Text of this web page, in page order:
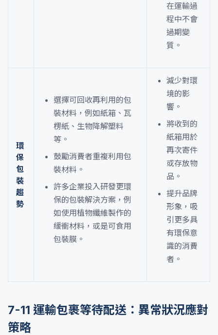
在運輸過
程中不會
過期變
質。
環
保
包
裝
趨
勢
選擇可回收再利用的包
裝材料，例如紙箱、瓦
楞紙、生物降解塑料
等。
鼓勵消費者重複利用包
裝材料。
許多企業投入研發更環
保的包裝解決方案，例
如使用植物纖維製作的
緩衝材料，或是可食用
包裝膜。
減少對環
境的影
響。
將收到的
紙箱用於
再次寄件
或存放物
品。
提升品牌
形象，吸
引更多具
有環保意
識的消費
者。
7-11 運輸包裹等待配送：異常狀況應對
策略